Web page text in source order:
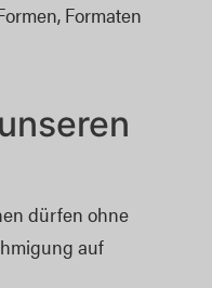
Formaten
dürfen ohne
auf